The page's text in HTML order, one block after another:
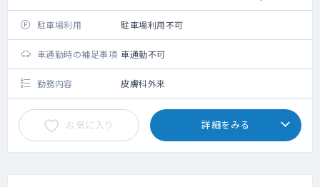
駐車場利用 駐車場利用不可
車通勤時の補足事項 車通勤不可
勤務内容 皮膚科外来
お気に入り 詳細をみる